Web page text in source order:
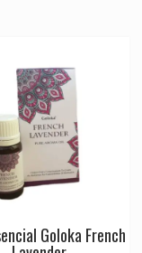
Goloka French